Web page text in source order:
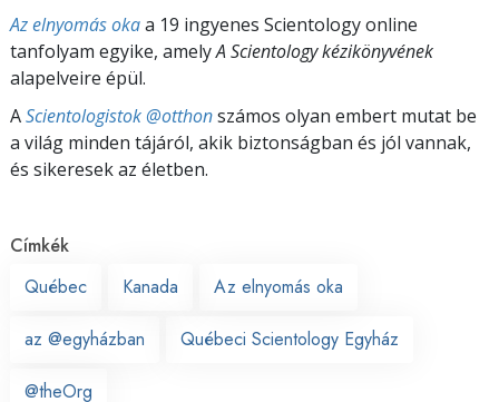
Az elnyomás okaa 19 ingyenes Scientology online
tanfolyam egyike, amelyA Scientology kézikönyvének
alapelveire épül.
AScientologistok @otthonszámos olyan embert mutat be
a világ minden tájáról, akik biztonságban és jól vannak,
és sikeresek az életben.
Címkék
Québec
Kanada Az elnyomás oka
az @egyházban Québeci Scientology Egyház
@theOrg